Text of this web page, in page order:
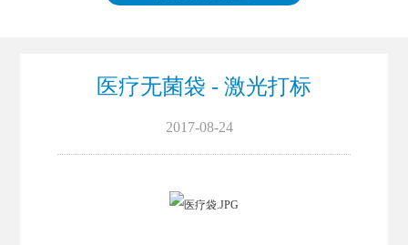
医疗无菌袋 - 激光打标
2017-08-24